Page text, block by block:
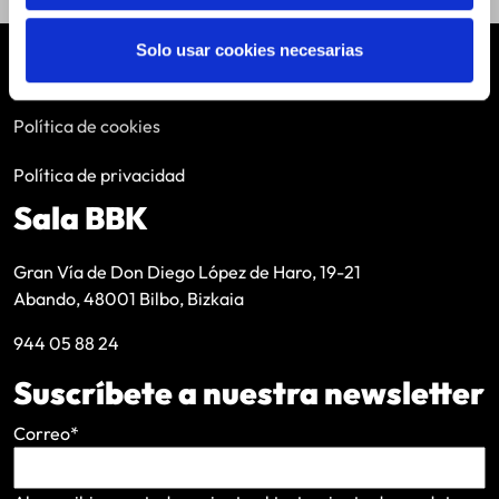
Solo usar cookies necesarias
Aviso legal
Política de cookies
Política de privacidad
Sala BBK
Gran Vía de Don Diego López de Haro, 19-21
Abando, 48001 Bilbo, Bizkaia
944 05 88 24
Suscríbete a nuestra newsletter
Correo*